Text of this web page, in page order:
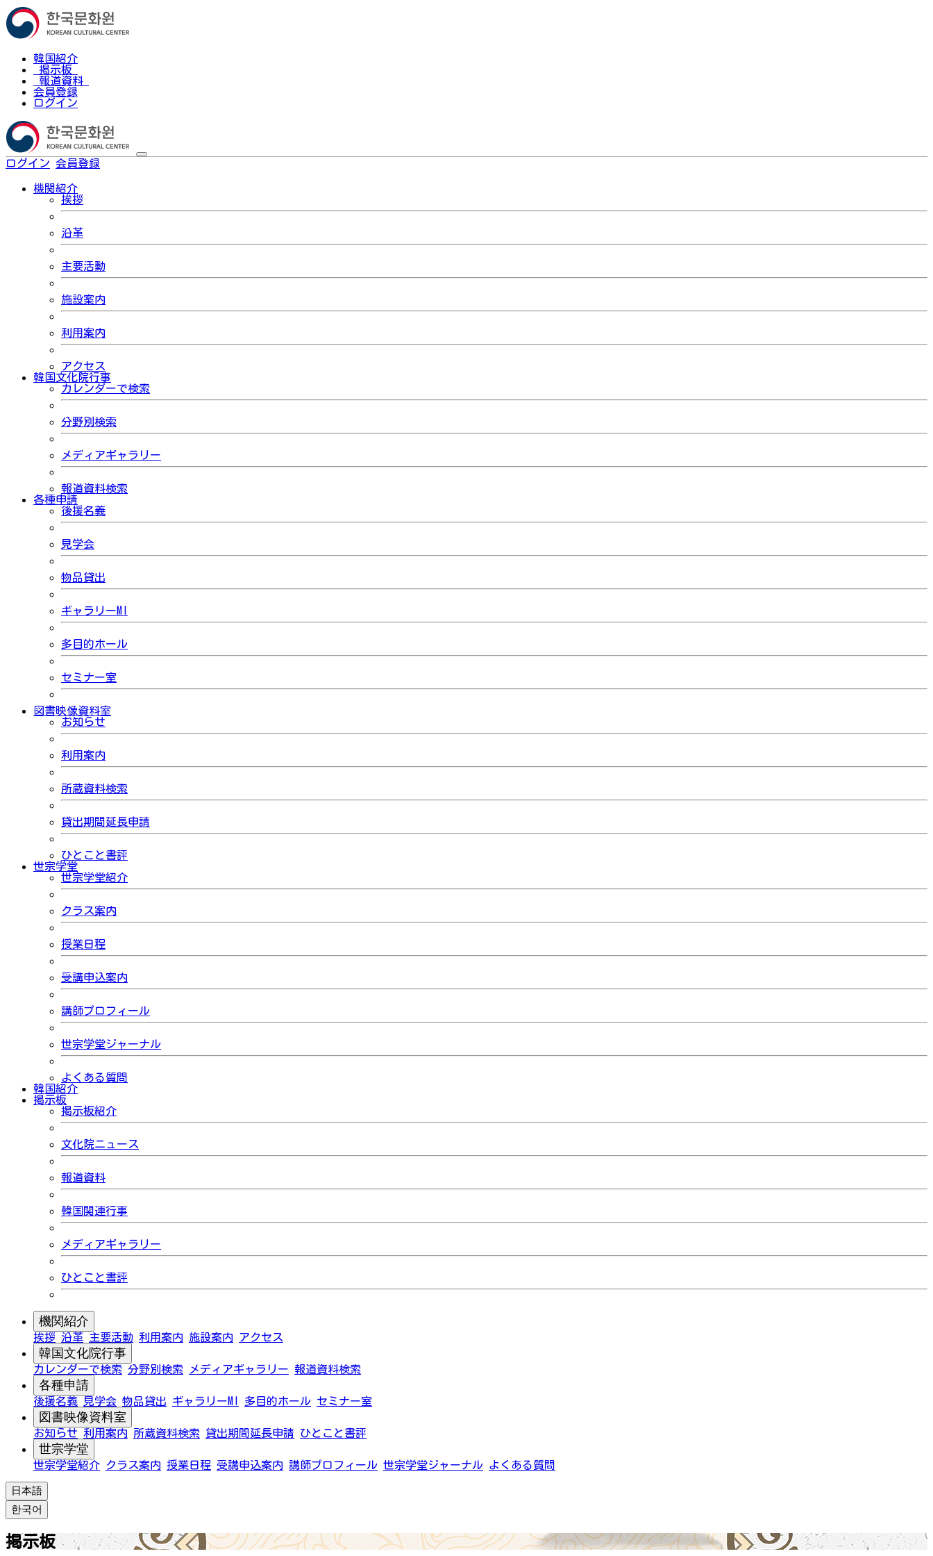
韓国紹介
掲示板
報道資料
会員登録
ログイン
ログイン 会員登録
機関紹介
挨拶
沿革
主要活動
施設案内
利用案内
アクセス
韓国文化院行事
カレンダーで検索
分野別検索
メディアギャラリー
報道資料検索
各種申請
後援名義
見学会
物品貸出
ギャラリーMI
多目的ホール
セミナー室
図書映像資料室
お知らせ
利用案内
所蔵資料検索
貸出期間延長申請
ひとこと書評
世宗学堂
世宗学堂紹介
クラス案内
授業日程
受講申込案内
講師プロフィール
世宗学堂ジャーナル
よくある質問
韓国紹介
掲示板
掲示板紹介
文化院ニュース
報道資料
韓国関連行事
メディアギャラリー
ひとこと書評
機関紹介
挨拶 沿革 主要活動 利用案内 施設案内 アクセス
韓国文化院行事
カレンダーで検索 分野別検索 メディアギャラリー 報道資料検索
各種申請
後援名義 見学会 物品貸出 ギャラリーMI 多目的ホール セミナー室
図書映像資料室
お知らせ 利用案内 所蔵資料検索 貸出期間延長申請 ひとこと書評
世宗学堂
世宗学堂紹介 クラス案内 授業日程 受講申込案内 講師プロフィール 世宗学堂ジャーナル よくある質問
日本語
한국어
掲示板